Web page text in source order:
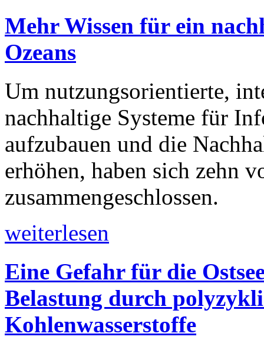
Mehr Wissen für ein
Ozeans
Um nutzungsorientierte,
nachhaltige Systeme für
aufzubauen und die
erhöhen, haben sich zehn
zusammengeschlossen.
weiterlesen
Eine Gefahr für die
Belastung durch
Kohlenwasserstoffe